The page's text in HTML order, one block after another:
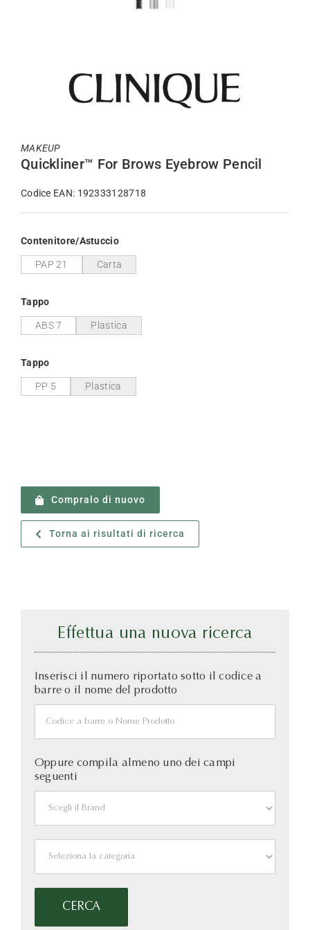
MAKEUP
Quickliner™ For Brows Eyebrow Pencil
Codice EAN: 192333128718
Contenitore/Astuccio
PAP 21 Carta
Tappo
ABS 7 Plastica
Tappo
PP 5 Plastica
Compralo di nuovo
Torna ai risultati di ricerca
Effettua una nuova ricerca
Inserisci il numero riportato sotto il codice a
barre o il nome del prodotto
Oppure compila almeno uno dei campi
seguenti